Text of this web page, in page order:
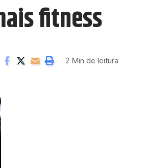
fitness
2 Min de leitura